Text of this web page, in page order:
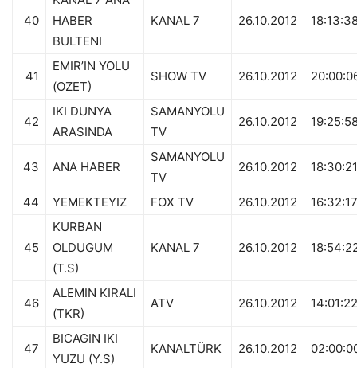
40
HABER
BULTENI
KANAL 7 26.10.2012
41
EMIR’IN YOLU
(OZET)
SHOW TV 26.10.2012
42
IKI DUNYA
ARASINDA
SAMANYOLU
TV
26.10.2012
43 ANA HABER
SAMANYOLU
TV
26.10.2012 18:30:21
44 YEMEKTEYIZ FOX TV 26.10.2012 16:32:17
45
KURBAN
OLDUGUM
(T.S)
KANAL 7 26.10.2012
46
ALEMIN KIRALI
(TKR)
ATV 26.10.2012 14:01:22
47
BICAGIN IKI
YUZU (Y.S)
KANALTÜRK 26.10.2012